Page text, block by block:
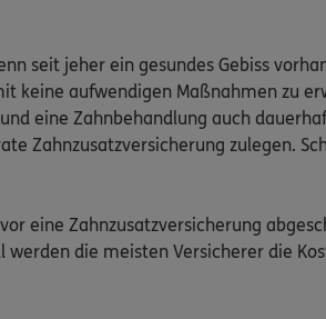
seit jeher ein gesundes Gebiss
keine aufwendigen Maßnahmen zu
eine Zahnbehandlung auch
Zahnzusatzversicherung zulegen.
eine Zahnzusatzversicherung
die meisten Versicherer die